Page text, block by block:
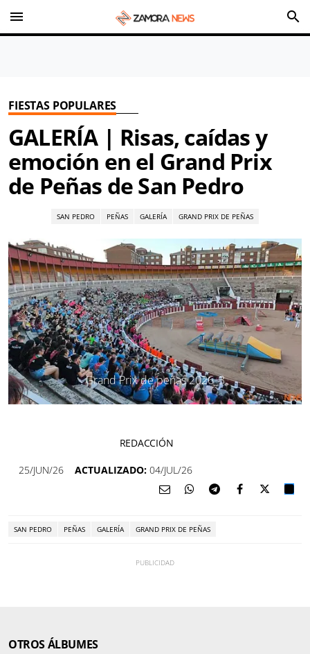
menu search
FIESTAS POPULARES
GALERÍA | Risas, caídas y
emoción en el Grand Prix
de Peñas de San Pedro
SAN PEDRO PEÑAS GALERÍA GRAND PRIX DE PEÑAS
Grand Prix de peñas 2026_3
REDACCIÓN
25/JUN/26 ACTUALIZADO: 04/JUL/26
SAN PEDRO PEÑAS GALERÍA GRAND PRIX DE PEÑAS
OTROS ÁLBUMES